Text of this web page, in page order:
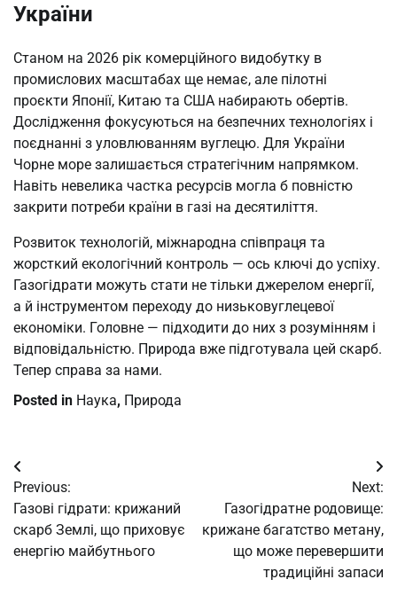
України
Станом на 2026 рік комерційного видобутку в
промислових масштабах ще немає, але пілотні
проєкти Японії, Китаю та США набирають обертів.
Дослідження фокусуються на безпечних технологіях і
поєднанні з уловлюванням вуглецю. Для України
Чорне море залишається стратегічним напрямком.
Навіть невелика частка ресурсів могла б повністю
закрити потреби країни в газі на десятиліття.
Розвиток технологій, міжнародна співпраця та
жорсткий екологічний контроль — ось ключі до успіху.
Газогідрати можуть стати не тільки джерелом енергії,
а й інструментом переходу до низьковуглецевої
економіки. Головне — підходити до них з розумінням і
відповідальністю. Природа вже підготувала цей скарб.
Тепер справа за нами.
Posted in Наука, Природа
Post
navigation
Previous:
Газові гідрати: крижаний
скарб Землі, що приховує
енергію майбутнього
Next:
Газогідратне родовище:
крижане багатство метану,
що може перевершити
традиційні запаси